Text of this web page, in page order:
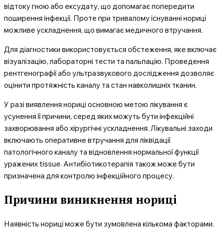
відтоку гною або ексудату, що допомагає попередити
поширення інфекції. Проте при тривалому існуванні нориці
можливе ускладнення, що вимагає медичного втручання.
Для діагностики використовується обстеження, яке включає
візуалізацію, лабораторні тести та пальпацію. Проведення
рентгенографії або ультразвукового дослідження дозволяє
оцінити протяжність каналу та стан навколишніх тканин.
У разі виявлення нориці основною метою лікування є
усунення її причини, серед яких можуть бути інфекційні
захворювання або хірургічні ускладнення. Лікувальні заходи
включають оперативне втручання для ліквідації
патологічного каналу та відновлення нормальної функції
уражених tissue. Антибіотикотерапія також може бути
призначена для контролю інфекційного процесу.
Причини виникнення нориці
Наявність нориці може бути зумовлена кількома факторами.